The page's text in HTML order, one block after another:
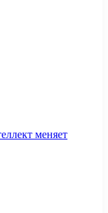
меняет